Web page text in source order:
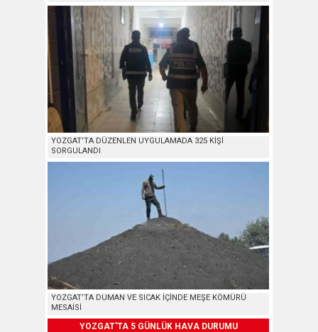
YOZGAT’TA DÜZENLEN UYGULAMADA 325 KİŞİ
SORGULANDI
YOZGAT’TA DUMAN VE SICAK İÇİNDE MEŞE KÖMÜRÜ
MESAİSİ
YOZGAT'TA 5 GÜNLÜK HAVA DURUMU